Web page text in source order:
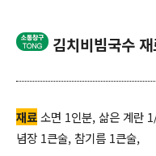
김치비빔국수
재료소면 1인분, 삶은 계란
념장 1큰술, 참기름 1큰술,